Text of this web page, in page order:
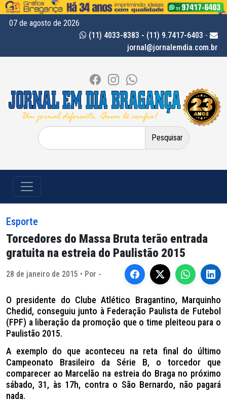
07 de agosto de 2026
(11) 4033-8383 - (11) 9.7417-6403 -
jornal@jornalemdia.com.br
Pesquisar
por:
Esporte
Torcedores do Massa Bruta terão entrada
gratuita na estreia do Paulistão 2015
28 de janeiro de 2015 • Por -
O presidente do Clube Atlético Bragantino, Marquinho
Chedid, conseguiu junto à Federação Paulista de Futebol
(FPF) a liberação da promoção que o time pleiteou para o
Paulistão 2015.
A exemplo do que aconteceu na reta final do último
Campeonato Brasileiro da Série B, o torcedor que
comparecer ao Marcelão na estreia do Braga no próximo
sábado, 31, às 17h, contra o São Bernardo, não pagará
nada.